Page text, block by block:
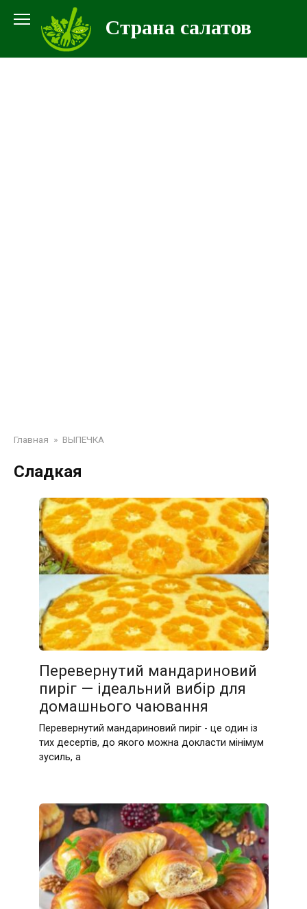
контенту
Страна салатов
Главная » ВЫПЕЧКА
Сладкая
Перевернутий мандариновий
пиріг — ідеальний вибір для
домашнього чаювання
Перевернутий мандариновий пиріг - це один із
тих десертів, до якого можна докласти мінімум
зусиль, а